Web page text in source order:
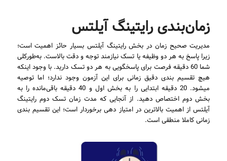
زمان‌بندی رایتینگ آیلتس
مدیریت صحیح زمان در بخش رایتینگ آیلتس بسیار حائز اهمیت است؛
زیرا پاسخ به هر دو وظیفه یا تسک نیازمند توجه و دقت بالاست. به‌طورکلی
شما 60 دقیقه فرصت برای پاسخگویی به هر دو تسک دارید. با وجود اینکه
هیچ تقسیم بندی دقیق زمانی برای این آزمون وجود ندارد؛ اما توصیه
میشود. 20 دقیقه ابتدایی را به بخش اول و 40 دقیقه باقی‌مانده را به
بخش دوم اختصاص دهید. از آنجایی که مدت زمان تسک دوم رایتینگ
آیلتس از اهمیت بالاترین در امتیاز دهی برخوردار است؛ این تقسیم بندی
زمانی کاملا منطقی است.